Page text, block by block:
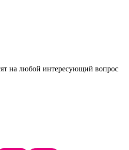
на любой интересующий вопрос